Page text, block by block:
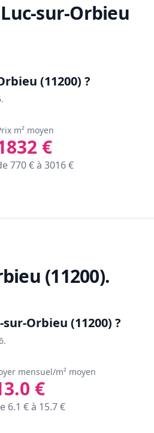
sur-Orbieu
(11200) ?
.
m² moyen
€
770€ à 3016€
(11200).
sur-Orbieu (11200) ?
.
mensuel/m² moyen
€
6.1 € à 15.7€